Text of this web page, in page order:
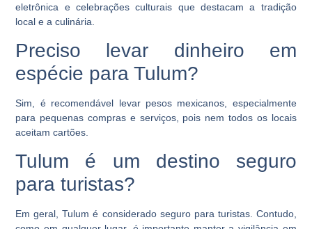
eletrônica e celebrações culturais que destacam a tradição
local e a culinária.
Preciso levar dinheiro em
espécie para Tulum?
Sim, é recomendável levar pesos mexicanos, especialmente
para pequenas compras e serviços, pois nem todos os locais
aceitam cartões.
Tulum é um destino seguro
para turistas?
Em geral, Tulum é considerado seguro para turistas. Contudo,